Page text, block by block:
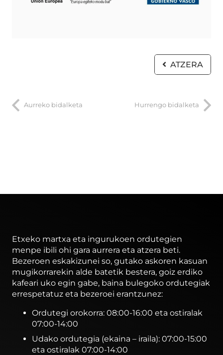
ATZERA
Aurreko bidalketa Hurrengo bidalketa
Etxeko martxa eta ingurukoen ordutegien
menpe ibili ohi gara aurrera eta atzera beti.
Bezeroen eskakizunei so, gutako askoren kasuan
mugikorrarekin alde batetik bestera, goiz erdiko
kafeari uko egin gabe, baina bulegoko ordutegiak
errespetatuz eta bezeroei erantzunez:
Ordutegi orokorra: 08:00-16:00 eta ostiralak
07:00-14:00
Udako ordutegia (ekaina – iraila): 07:00-15:00
eta ostiralak 07:00-14:00